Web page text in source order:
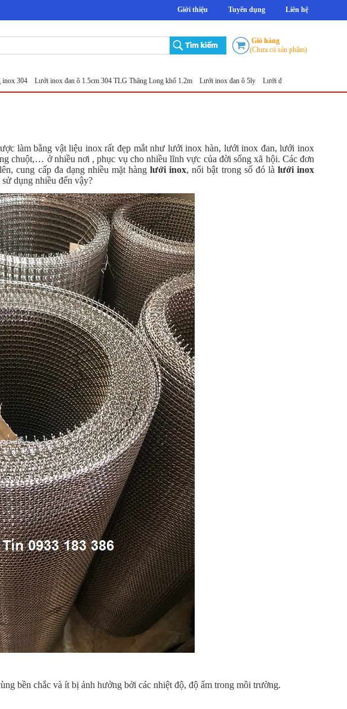
Giới thiệu Tuyển dụng Liên hệ
Giỏ hàng
(Chưa có sản phẩm)
Lưới inox đan ô 1.5cm 304 TLG Thăng Long khổ 1.2m Lưới inox đan ô 5ly Lưới đục lỗ tròn
làm bằng vật liệu inox rất đẹp mắt như lưới inox hàn, lưới inox đan, lưới inox
chuột,… ở nhiều nơi , phục vụ cho nhiều lĩnh vực của đời sống xã hội. Các đơn
cung cấp đa dạng nhiều mặt hànglướiinox, nổi bật trong số đó là lưới inox
dụng nhiều đến vậy?
bền chắc và ít bị ảnh hưởng bởi các nhiệt độ, độ ẩm trong môi trường.